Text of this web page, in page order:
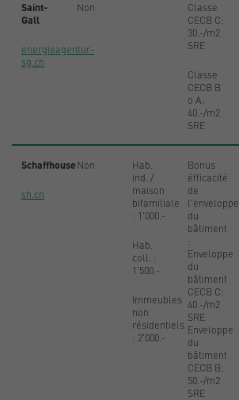
Saint-
Gall
energieagentur-
sg.ch
Non
Classe
CECB C:
30.-/m2
SRE
Classe
CECB B
o A:
40.-/m2
SRE
Schaffhouse
sh.ch
Non
Hab.
ind. /
maison
bifamiliale
: 1'000.-
Hab.
coll. :
1'500.-
Immeubles
non
résidentiels
: 2'000.-
Bonus
éfficacité
de
l'enveloppe
du
bâtiment
:
Enveloppe
du
bâtiment
CECB C:
40.-/m2
SRE
Enveloppe
du
bâtiment
CECB B:
50.-/m2
SRE